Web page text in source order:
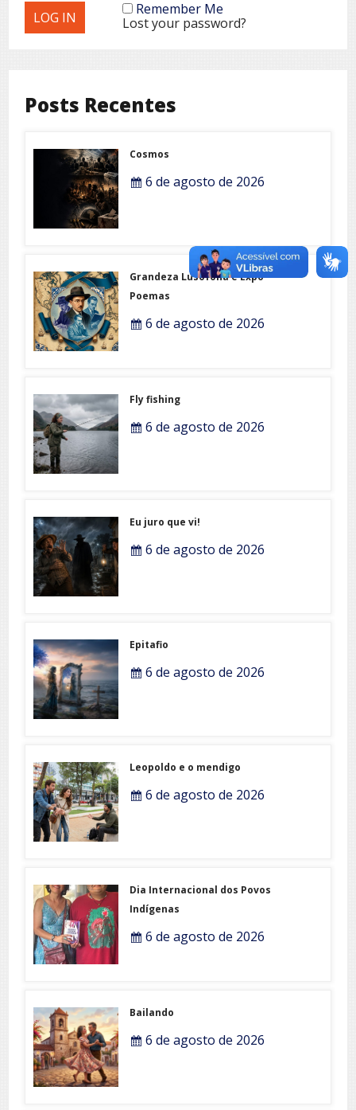
Remember Me
Lost your password?
Posts Recentes
Cosmos
6 de agosto de 2026
Grandeza Lusófona e Expo-
Poemas
6 de agosto de 2026
Fly fishing
6 de agosto de 2026
Eu juro que vi!
6 de agosto de 2026
Epitafio
6 de agosto de 2026
Leopoldo e o mendigo
6 de agosto de 2026
Dia Internacional dos Povos
Indígenas
6 de agosto de 2026
Bailando
6 de agosto de 2026